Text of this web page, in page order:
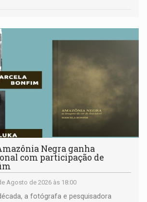
Negra ganha
com participação de
Agosto de 2026 às 18:00
a fotógrafa e pesquisadora